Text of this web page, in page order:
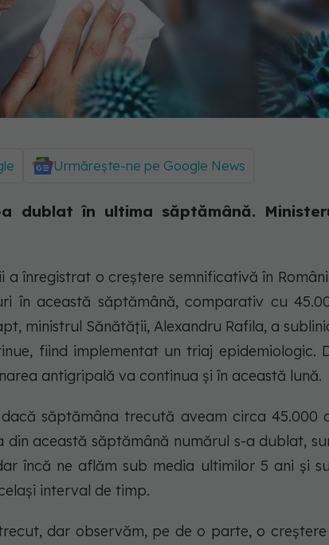
Urmărește-ne pe Google News
dublat în ultima săptămână.
înregistrat o creștere semnificativă în
în această săptămână, comparativ cu
ministrul Sănătății, Alexandru Rafila, a
fiind implementat un triaj epidemiologic.
antigripală va continua și în această lună.
săptămâna trecută aveam circa 45.000
această săptămână numărul s-a dublat,
încă ne aflăm sub media ultimilor 5 ani şi
interval de timp.
dar observăm, pe de o parte, o